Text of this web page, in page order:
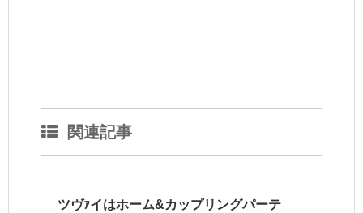
関連記事
ツヴｧイはホーム&カップリングパーテ